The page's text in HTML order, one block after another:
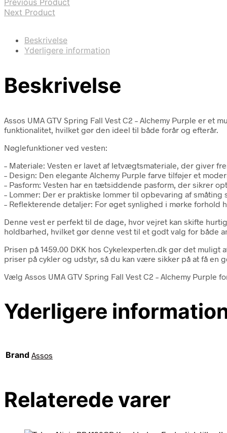
Next Product
Beskrivelse
Yderligere information
Beskrivelse
Assos UMA GTV Spring Fall Vest C2 – Alchemy Purple er
funktionalitet, hvilket gør den ideel til både forår og efterår.
Nøglefunktioner ved vesten:
– Materiale: Vesten er lavet af letvægtsmateriale, der giver
– Design: Den elegante Alchemy Purple farve tilføjer et
– Pasform: Vesten har en tætsiddende pasform, der sikrer
– Lommer: Der er praktiske lommer til opbevaring af
– Reflekterende detaljer: For øget synlighed i mørke forhold
Denne vest er perfekt til de dage, hvor vejret kan skifte
holdbarhed, hvilket gør denne vest til et godt valg for både
Prisen på 1459.00 DKK hos Cykelexperten.dk gør det
priser på cykler og udstyr, så du kan være sikker på at få en
Vælg Assos UMA GTV Spring Fall Vest C2 – Alchemy Purple
Yderligere
Brand Assos
Relaterede varer